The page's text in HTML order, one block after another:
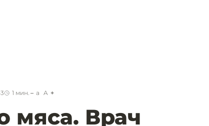
1 мин. a A
мяса. Врач